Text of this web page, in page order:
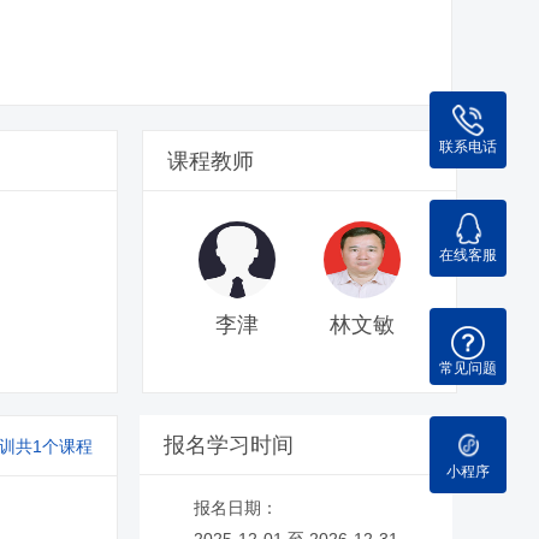
联系电话
在线客服
常见问题
小程序
课程教师
李津 林文敏
共1个课程 报名学习时间
报名日期：